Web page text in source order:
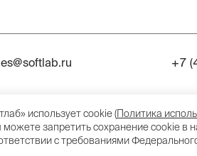
+7
использует cookie (Политика
запретить сохранение cookie в
с требованиями